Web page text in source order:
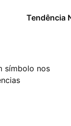
Tendência
símbolo nos